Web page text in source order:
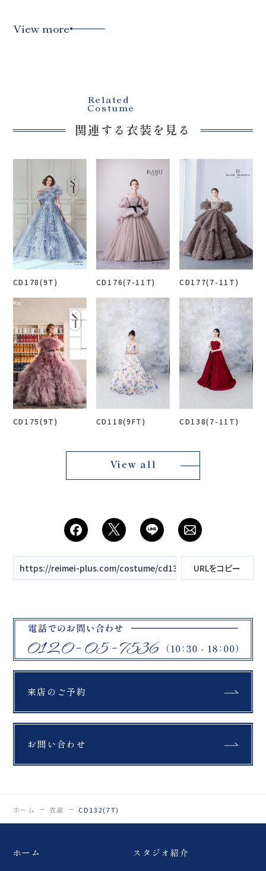
View more
Related
Costume
関連する衣装を見る
CD178(9T) CD176(7-11T) CD177(7-11T)
CD175(9T) CD118(9FT) CD138(7-11T)
View all
https://reimei-plus.com/costume/cd1327t/ URLをコピー
来店のご予約
お問い合わせ
ホーム 衣装 CD132(7T)
ホーム スタジオ紹介